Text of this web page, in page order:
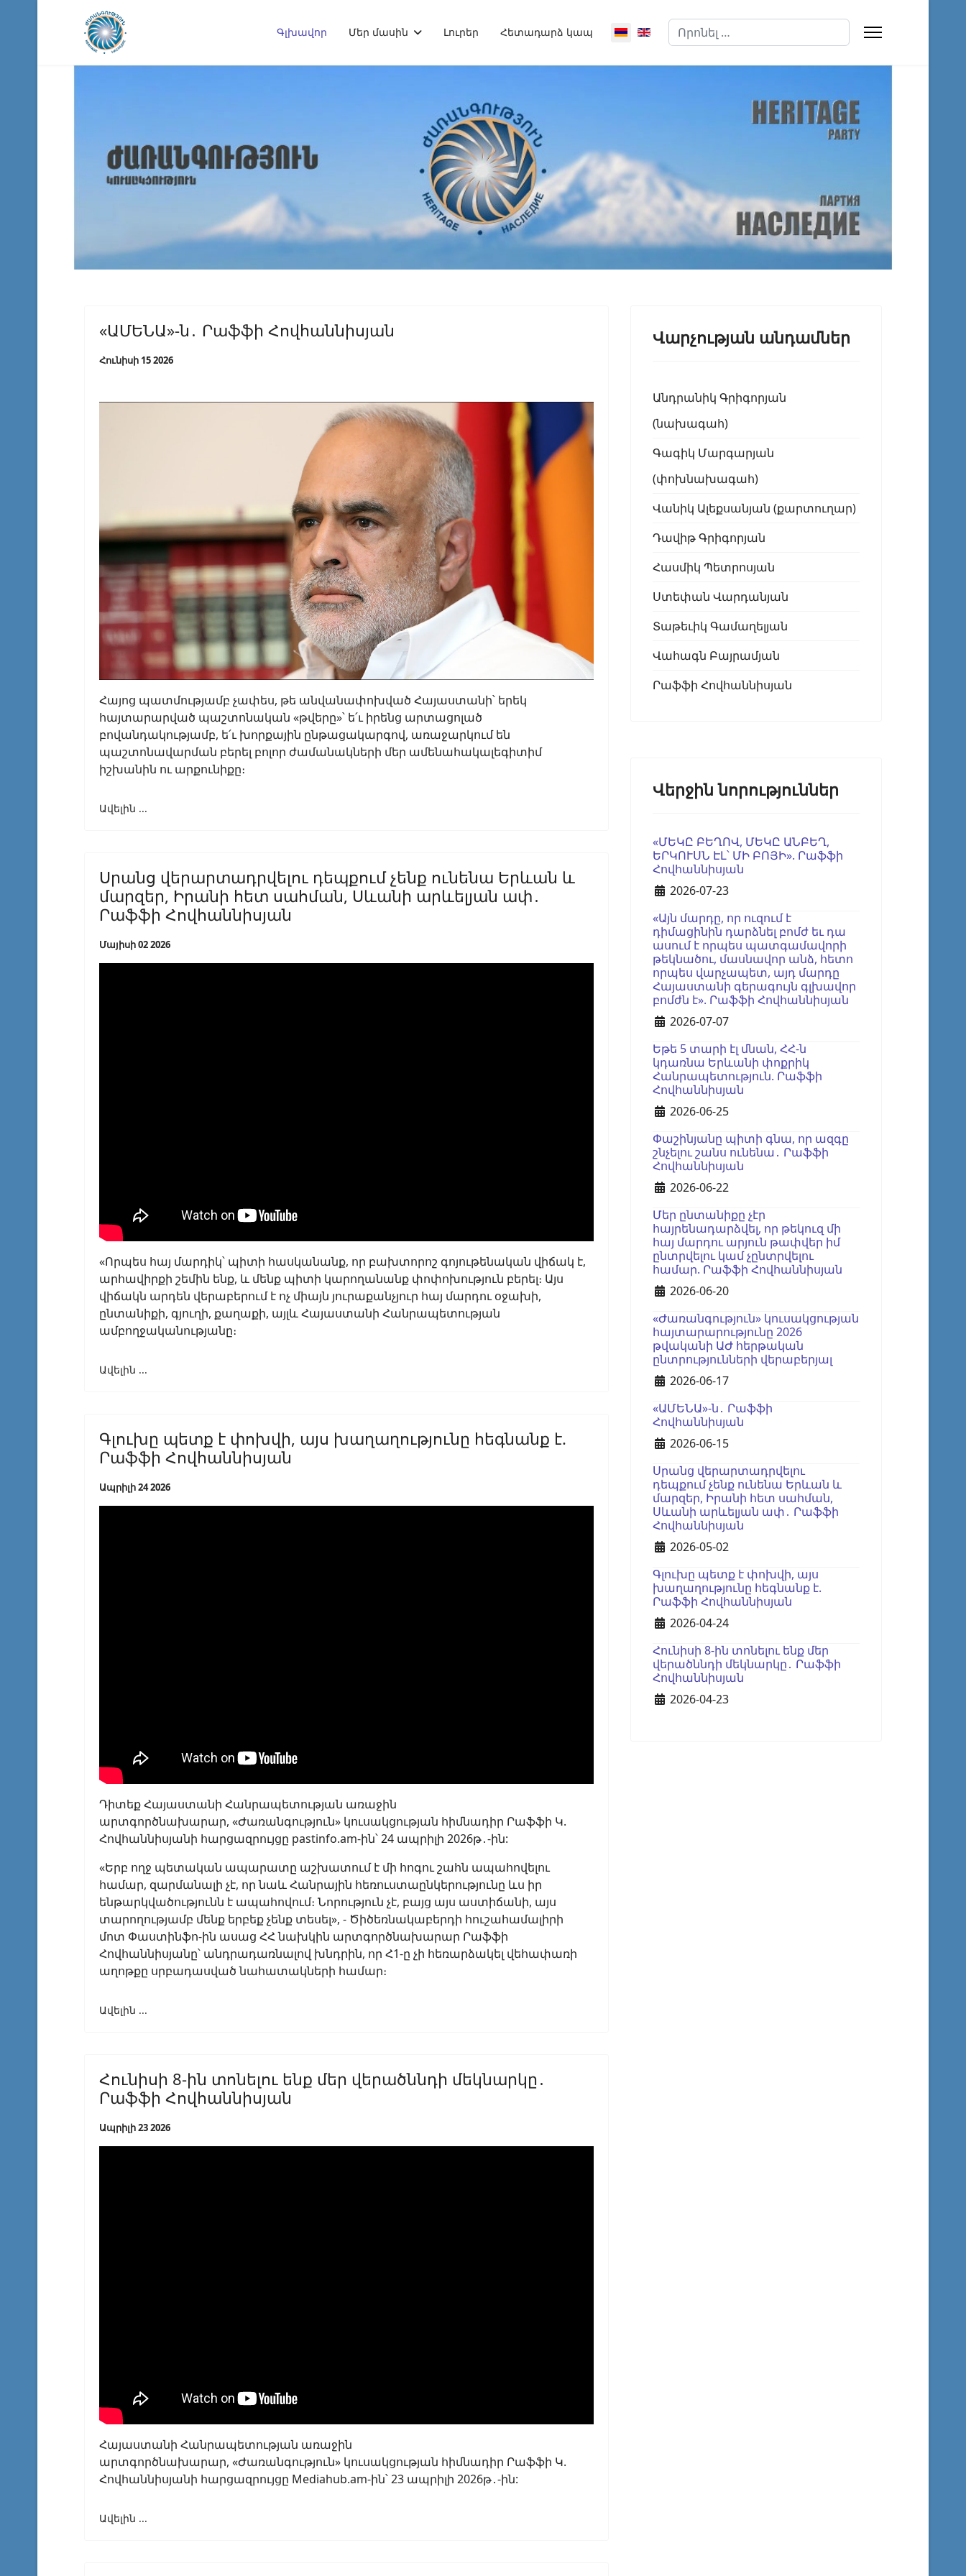
Գլխավոր Մեր մասին Լուրեր Հետադարձ կապ Select your language
Որոնել
«ԱՄԵՆԱ»-ն․ Րաֆֆի Հովհաննիսյան
Հունիսի 15 2026
Հայոց պատմությամբ չափես, թե անվանափոխված Հայաստանի՝ երեկ
հայտարարված պաշտոնական «թվերը»՝ ե՛ւ իրենց արտացոլած
բովանդակությամբ, ե՛ւ խորքային ընթացակարգով, առաջարկում են
պաշտոնավարման բերել բոլոր ժամանակների մեր ամենահակալեգիտիմ
իշխանին ու արքունիքը։
Ավելին ...
Սրանց վերարտադրվելու դեպքում չենք ունենա Երևան և
մարզեր, Իրանի հետ սահման, Սևանի արևելյան ափ․
Րաֆֆի Հովհաննիսյան
Մայիսի 02 2026
«Որպես հայ մարդիկ՝ պիտի հասկանանք, որ բախտորոշ գոյութենական վիճակ է,
արհավիրքի շեմին ենք, և մենք պիտի կարողանանք փոփոխություն բերել։ Այս
վիճակն արդեն վերաբերում է ոչ միայն յուրաքանչյուր հայ մարդու օջախի,
ընտանիքի, գյուղի, քաղաքի, այլև Հայաստանի Հանրապետության
ամբողջականությանը։
Ավելին ...
Գլուխը պետք է փոխվի, այս խաղաղությունը հեգնանք է.
Րաֆֆի Հովհաննիսյան
Ապրիլի 24 2026
Դիտեք Հայաստանի Հանրապետության առաջին
արտգործնախարար, «Ժառանգություն» կուսակցության հիմնադիր Րաֆֆի Կ.
Հովհաննիսյանի հարցազրույցը pastinfo.am-ին՝ 24 ապրիլի 2026թ․-ին:
«Երբ ողջ պետական ապարատը աշխատում է մի հոգու շահն ապահովելու
համար, զարմանալի չէ, որ նաև Հանրային հեռուստաընկերությունը ևս իր
ենթարկվածությունն է ապահովում։ Նորություն չէ, բայց այս աստիճանի, այս
տարողությամբ մենք երբեք չենք տեսել», - Ծիծեռնակաբերդի հուշահամալիրի
մոտ Փաստինֆո-ին ասաց ՀՀ նախկին արտգործնախարար Րաֆֆի
Հովհաննիսյանը՝ անդրադառնալով խնդրին, որ Հ1-ը չի հեռարձակել վեհափառի
աղոթքը սրբադասված նահատակների համար։
Ավելին ...
Հունիսի 8-ին տոնելու ենք մեր վերածննդի մեկնարկը․
Րաֆֆի Հովհաննիսյան
Ապրիլի 23 2026
Հայաստանի Հանրապետության առաջին
արտգործնախարար, «Ժառանգություն» կուսակցության հիմնադիր Րաֆֆի Կ.
Հովհաննիսյանի հարցազրույցը Mediahub.am-ին՝ 23 ապրիլի 2026թ․-ին:
Ավելին ...
Վարչության անդամներ
Անդրանիկ Գրիգորյան
(նախագահ)
Գագիկ Մարգարյան
(փոխնախագահ)
Վանիկ Ալեքսանյան (քարտուղար)
Դավիթ Գրիգորյան
Հասմիկ Պետրոսյան
Ստեփան Վարդանյան
Տաթեւիկ Գամաղելյան
Վահագն Բայրամյան
Րաֆֆի Հովհաննիսյան
Վերջին նորություններ
«ՄԵԿԸ ԲԵՂՈՎ, ՄԵԿԸ ԱՆԲԵՂ,
ԵՐԿՈՒՍՆ ԷԼ՝ ՄԻ ԲՈՅԻ». Րաֆֆի
Հովհաննիսյան
Details
2026-07-23
«Այն մարդը, որ ուզում է
դիմացինին դարձնել բոմժ եւ դա
ասում է որպես պատգամավորի
թեկնածու, մասնավոր անձ, հետո
որպես վարչապետ, այդ մարդը
Հայաստանի գերագույն գլխավոր
բոմժն է». Րաֆֆի Հովհաննիսյան
Details
2026-07-07
Եթե 5 տարի էլ մնան, ՀՀ-ն
կդառնա Երևանի փոքրիկ
Հանրապետություն. Րաֆֆի
Հովհաննիսյան
Details
2026-06-25
Փաշինյանը պիտի գնա, որ ազգը
շնչելու շանս ունենա․ Րաֆֆի
Հովհաննիսյան
Details
2026-06-22
Մեր ընտանիքը չէր
հայրենադարձվել, որ թեկուզ մի
հայ մարդու արյուն թափվեր իմ
ընտրվելու կամ չընտրվելու
համար. Րաֆֆի Հովհաննիսյան
Details
2026-06-20
«Ժառանգություն» կուսակցության
հայտարարությունը 2026
թվականի ԱԺ հերթական
ընտրությունների վերաբերյալ
Details
2026-06-17
«ԱՄԵՆԱ»-ն․ Րաֆֆի
Հովհաննիսյան
Details
2026-06-15
Սրանց վերարտադրվելու
դեպքում չենք ունենա Երևան և
մարզեր, Իրանի հետ սահման,
Սևանի արևելյան ափ․ Րաֆֆի
Հովհաննիսյան
Details
2026-05-02
Գլուխը պետք է փոխվի, այս
խաղաղությունը հեգնանք է.
Րաֆֆի Հովհաննիսյան
Details
2026-04-24
Հունիսի 8-ին տոնելու ենք մեր
վերածննդի մեկնարկը․ Րաֆֆի
Հովհաննիսյան
Details
2026-04-23